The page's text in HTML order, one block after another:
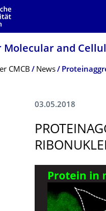
Molecular and
CMCB News
03.05.2018